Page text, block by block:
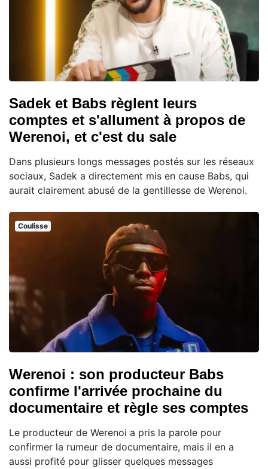
Sadek et Babs règlent leurs
comptes et s'allument à propos de
Werenoi, et c'est du sale
Dans plusieurs longs messages postés sur les réseaux
sociaux, Sadek a directement mis en cause Babs, qui
aurait clairement abusé de la gentillesse de Werenoi.
Coulisse
Werenoi : son producteur Babs
confirme l'arrivée prochaine du
documentaire et règle ses comptes
Le producteur de Werenoi a pris la parole pour
confirmer la rumeur de documentaire, mais il en a
aussi profité pour glisser quelques messages